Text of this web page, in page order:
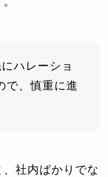
ハレーショ
で、慎重に進
社内ばかりでな